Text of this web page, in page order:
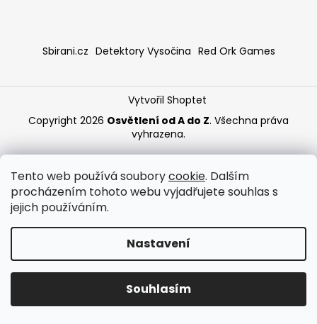
Tento web používá souborycookie. Dalším
procházením tohoto webu vyjadřujete souhlas s
jejich používáním.
Nastavení
Souhlasím
t
HLEDAT
Sbirani.cz Detektory Vysočina Red Ork Games
Vytvořil Shoptet
Copyright 2026 Osvětlení od A do Z. Všechna práva
vyhrazena.